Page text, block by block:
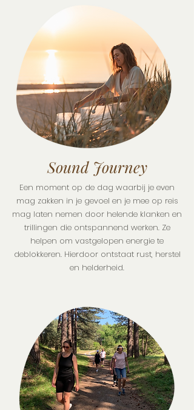
Sound Journey
Een moment op de dag waarbij je even
mag zakken in je gevoel en je mee op reis
mag laten nemen door helende klanken en
trillingen die ontspannend werken. Ze
helpen om vastgelopen energie te
deblokkeren. Hierdoor ontstaat rust, herstel
en helderheid.